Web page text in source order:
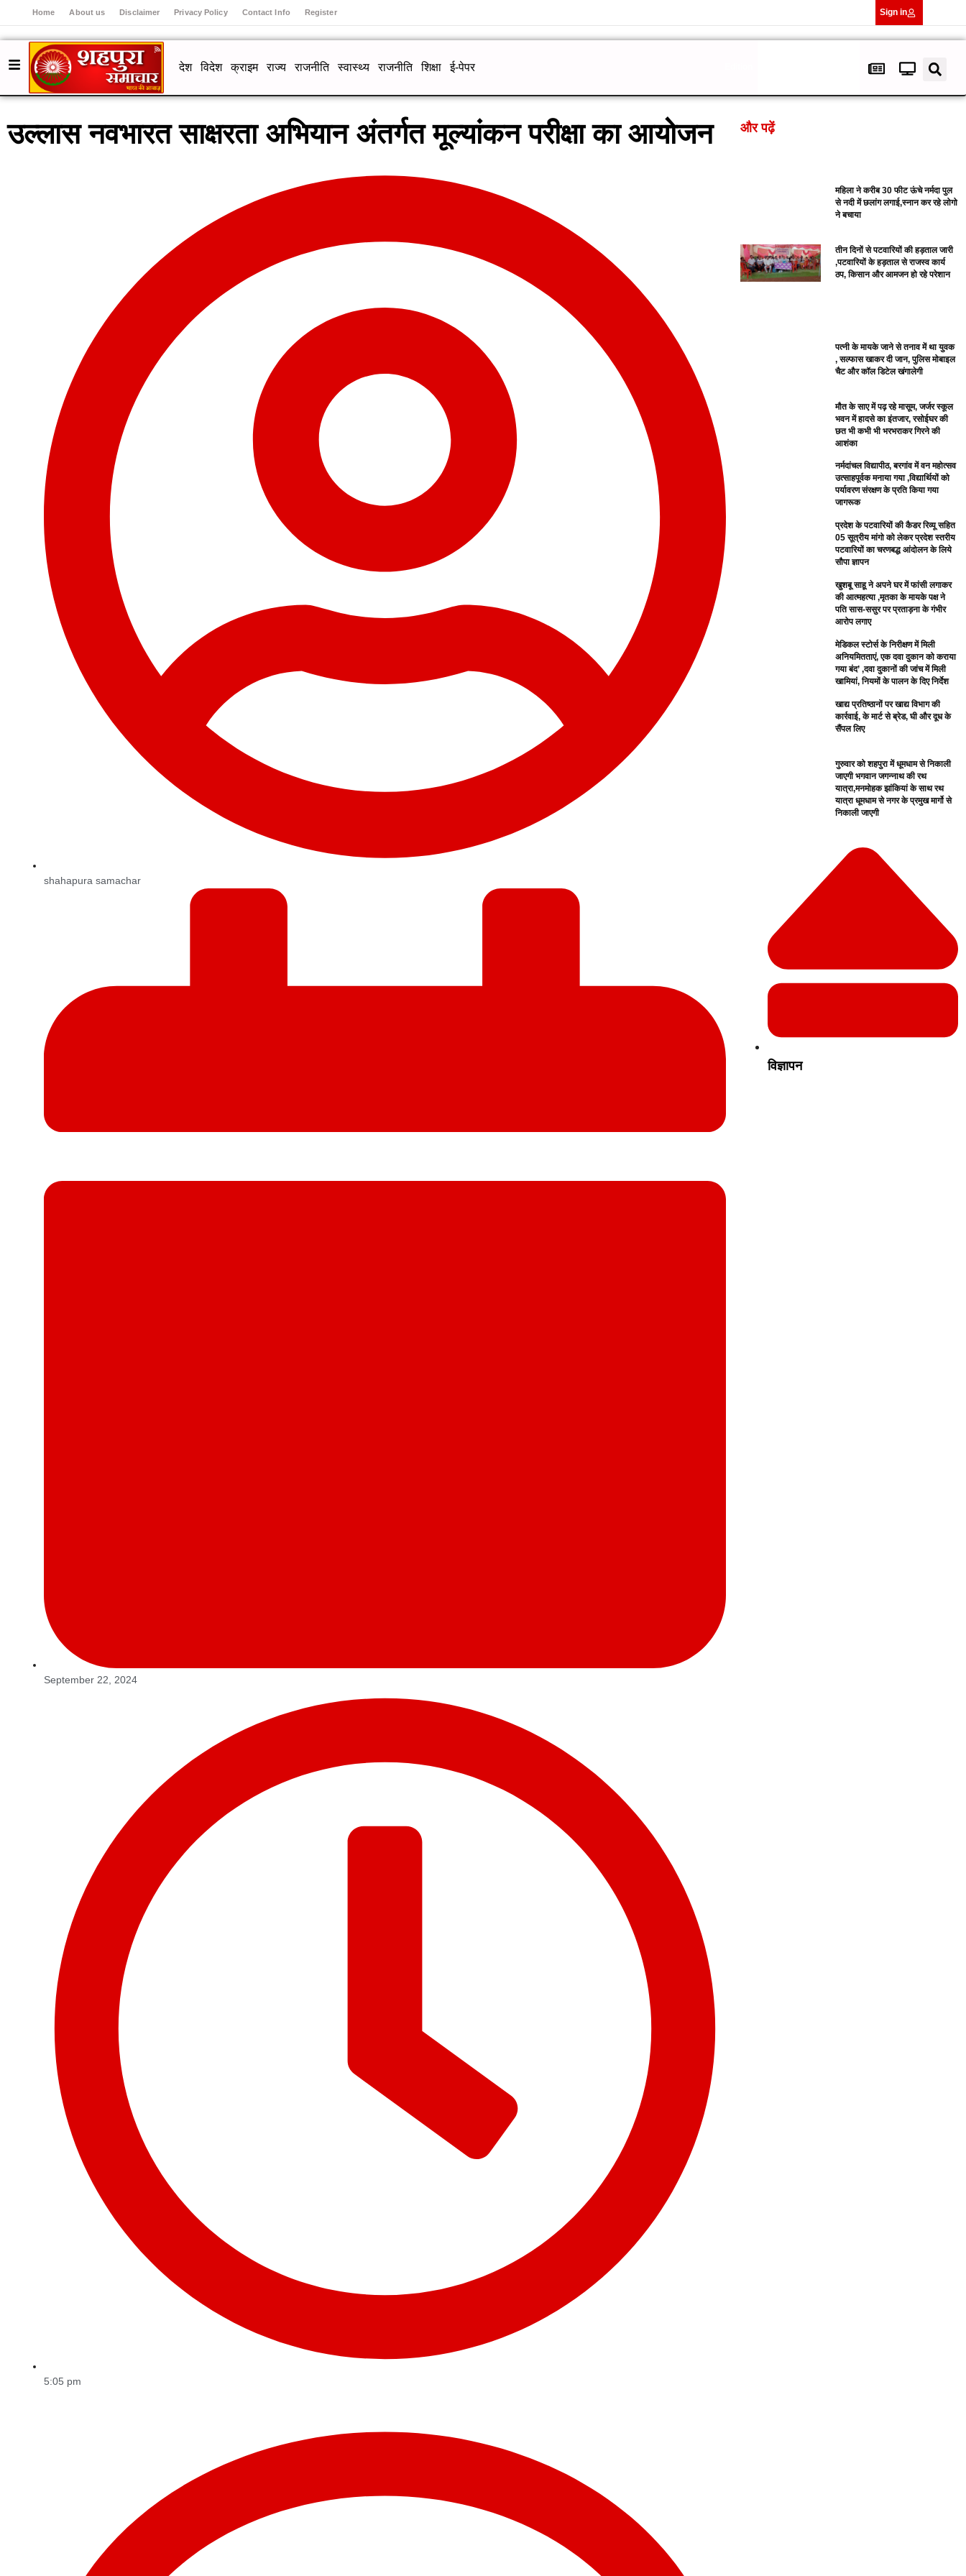
Home About us Disclaimer Privacy Policy Contact Info Register Sign in
देश विदेश क्राइम राज्य राजनीति स्वास्थ्य राजनीति शिक्षा ई-पेपर
उल्लास नवभारत साक्षरता अभियान अंतर्गत मूल्यांकन परीक्षा का आयोजन
shahapura samachar
September 22, 2024
5:05 pm
और पढ़ें
महिला ने करीब 30 फीट ऊंचे नर्मदा पुल
से नदी में छलांग लगाई,स्नान कर रहे लोगो
ने बचाया
तीन दिनों से पटवारियों की हड़ताल जारी
,पटवारियों के हड़ताल से राजस्व कार्य
ठप, किसान और आमजन हो रहे परेशान
पत्नी के मायके जाने से तनाव में था युवक
, सल्फास खाकर दी जान, पुलिस मोबाइल
चैट और कॉल डिटेल खंगालेगी
मौत के साए में पढ़ रहे मासूम, जर्जर स्कूल
भवन में हादसे का इंतजार, रसोईघर की
छत भी कभी भी भरभराकर गिरने की
आशंका
नर्मदांचल विद्यापीठ, बरगांव में वन महोत्सव
उत्साहपूर्वक मनाया गया ,विद्यार्थियों को
पर्यावरण संरक्षण के प्रति किया गया
जागरूक
प्रदेश के पटवारियों की कैडर रिव्यू सहित
05 सूत्रीय मांगो को लेकर प्रदेश स्तरीय
पटवारियों का चरणबद्ध आंदोलन के लिये
सौपा ज्ञापन
खुशबू साहू ने अपने घर में फांसी लगाकर
की आत्महत्या ,मृतका के मायके पक्ष ने
पति सास-ससुर पर प्रताड़ना के गंभीर
आरोप लगाए
मेडिकल स्टोर्स के निरीक्षण में मिली
अनियमितताएं, एक दवा दुकान को कराया
गया बंद’ ,दवा दुकानों की जांच में मिली
खामियां, नियमों के पालन के दिए निर्देश
खाद्य प्रतिष्ठानों पर खाद्य विभाग की
कार्रवाई, के मार्ट से ब्रेड, घी और दूध के
सैंपल लिए
गुरुवार को शहपुरा में धूमधाम से निकाली
जाएगी भगवान जगन्नाथ की रथ
यात्रा,मनमोहक झांकियां के साथ रथ
यात्रा धूमधाम से नगर के प्रमुख मार्गो से
निकाली जाएगी
विज्ञापन